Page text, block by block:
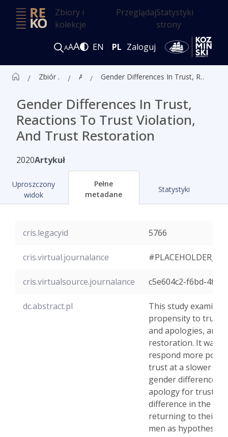
Zbiory i
kolekcje
PrzeglądajStatystyki
strony
AAA EN PL Zaloguj
Zbiór czasopism ALK Gender Differences In Trust, Reactions To Trust Violation, And Trust Restoration
Gender Differences In Trust,
Reactions To Trust Violation,
And Trust Restoration
2020Artykuł
Uproszczony
widok
Pełne
metadane
Statystyki
cris.legacyid 5766
cris.virtual.journalance
cris.virtualsource.journalance c5e604c2-f6bd-
dc.abstract.pl
This study
propensity to trust,
and apologies, and
restoration. It was
respond more
trust at a slower
gender differences
apology for trust
difference in the
returning to their
men as